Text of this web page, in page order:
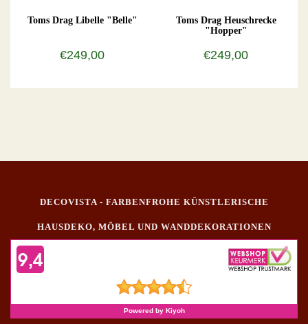
Toms Drag Libelle "Belle"
€249,00
Toms Drag Heuschrecke
"Hopper"
€249,00
DECOVISTA - FARBENFROHE KÜNSTLERISCHE
HAUSDEKO, MÖBEL UND WANDDEKORATIONEN